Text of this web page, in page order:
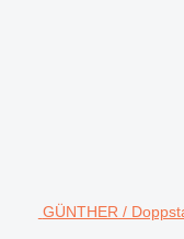
GÜNTHER /